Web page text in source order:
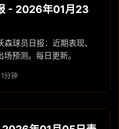
- 2026年01月23
球员日报：近期表现、
预测。每日更新。
分钟